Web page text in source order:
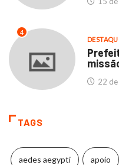
4
22
TAGS
aedes aegypti apoio